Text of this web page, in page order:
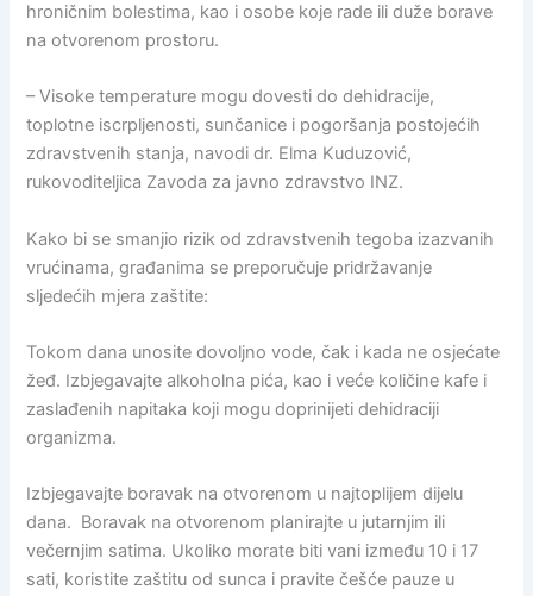
hroničnim bolestima, kao i osobe koje rade ili duže borave
na otvorenom prostoru.
– Visoke temperature mogu dovesti do dehidracije,
toplotne iscrpljenosti, sunčanice i pogoršanja postojećih
zdravstvenih stanja, navodi dr. Elma Kuduzović,
rukovoditeljica Zavoda za javno zdravstvo INZ.
Kako bi se smanjio rizik od zdravstvenih tegoba izazvanih
vrućinama, građanima se preporučuje pridržavanje
sljedećih mjera zaštite:
Tokom dana unosite dovoljno vode, čak i kada ne osjećate
žeđ. Izbjegavajte alkoholna pića, kao i veće količine kafe i
zaslađenih napitaka koji mogu doprinijeti dehidraciji
organizma.
Izbjegavajte boravak na otvorenom u najtoplijem dijelu
dana. Boravak na otvorenom planirajte u jutarnjim ili
večernjim satima. Ukoliko morate biti vani između 10 i 17
sati, koristite zaštitu od sunca i pravite češće pauze u